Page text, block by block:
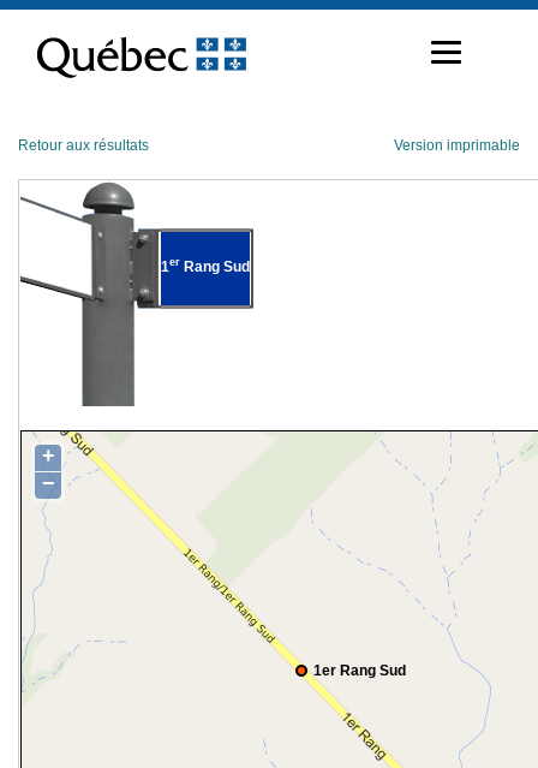
contenu
Retour aux résultats Version imprimable
1er Rang Sud
1er Rang Sud
+
−